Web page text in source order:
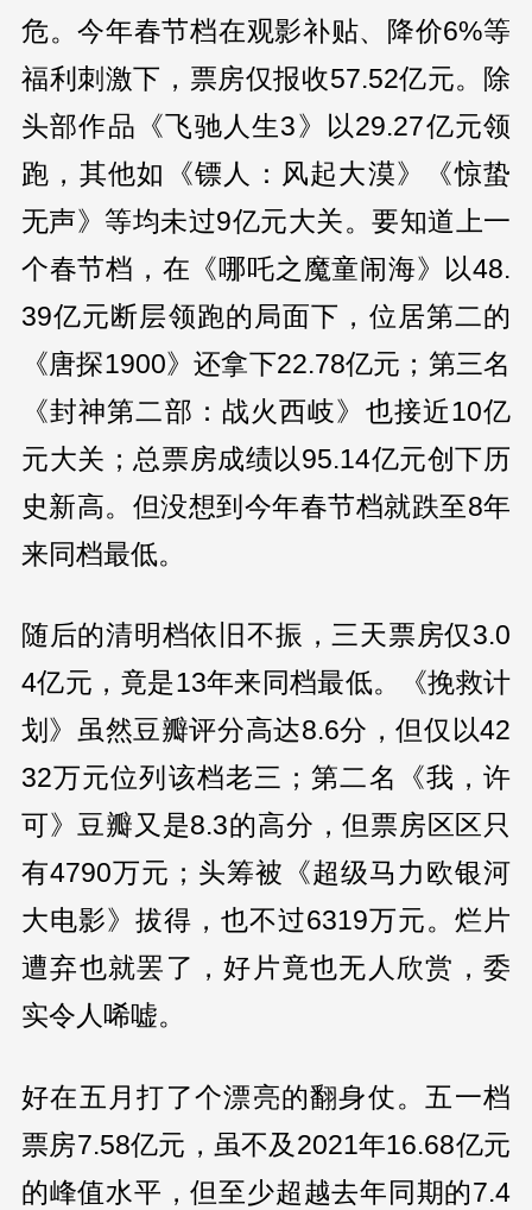
危。今年春节档在观影补贴、降价6%等
福利刺激下，票房仅报收57.52亿元。除
头部作品《飞驰人生3》以29.27亿元领
跑，其他如《镖人：风起大漠》《惊蛰
无声》等均未过9亿元大关。要知道上一
个春节档，在《哪吒之魔童闹海》以48.
39亿元断层领跑的局面下，位居第二的
《唐探1900》还拿下22.78亿元；第三名
《封神第二部：战火西岐》也接近10亿
元大关；总票房成绩以95.14亿元创下历
史新高。但没想到今年春节档就跌至8年
来同档最低。
随后的清明档依旧不振，三天票房仅3.0
4亿元，竟是13年来同档最低。《挽救计
划》虽然豆瓣评分高达8.6分，但仅以42
32万元位列该档老三；第二名《我，许
可》豆瓣又是8.3的高分，但票房区区只
有4790万元；头筹被《超级马力欧银河
大电影》拔得，也不过6319万元。烂片
遭弃也就罢了，好片竟也无人欣赏，委
实令人唏嘘。
好在五月打了个漂亮的翻身仗。五一档
票房7.58亿元，虽不及2021年16.68亿元
的峰值水平，但至少超越去年同期的7.4